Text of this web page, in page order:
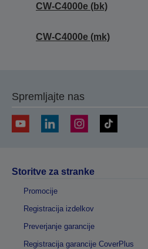
CW-C4000e (bk)
CW-C4000e (mk)
Spremljajte nas
Storitve za stranke
Promocije
Registracija izdelkov
Preverjanje garancije
Registracija garancije CoverPlus